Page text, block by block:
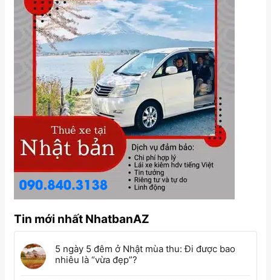
Tin mới nhất NhatbanAZ
5 ngày 5 đêm ở Nhật mùa thu: Đi được bao
nhiêu là “vừa đẹp”?